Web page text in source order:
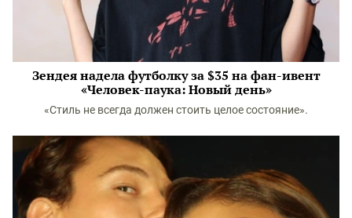
Зендея надела футболку за $35 на фан-ивент
«Человек-паука: Новый день»
«Стиль не всегда должен стоить целое состояние».